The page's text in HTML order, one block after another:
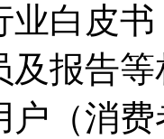
业白皮
及报告
户（消